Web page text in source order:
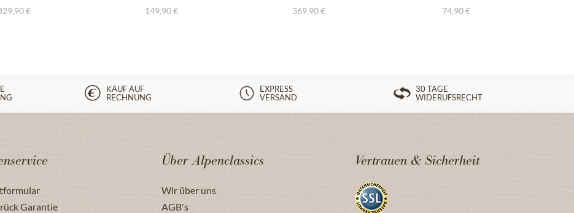
€ 149,90 € 369,90 € 74,90 €
KAUF AUF
RECHNUNG
EXPRESS
VERSAND
30 TAGE
WIDERUFSRECHT
Garantie
Über Alpenclassics
Wir über uns
AGB's
Vertrauen & Sicherheit